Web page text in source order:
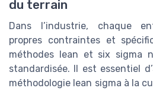
du terrain
Dans l’industrie, chaque
propres contraintes et
méthodes lean et six sigma
standardisée. Il est essentiel
méthodologie lean sigma à la